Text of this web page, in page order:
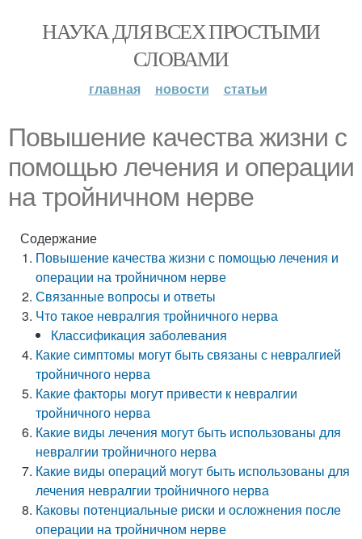
НАУКА ДЛЯ ВСЕХ ПРОСТЫМИ
СЛОВАМИ
главная новости статьи
Повышение качества жизни с
помощью лечения и операции
на тройничном нерве
Содержание
Повышение качества жизни с помощью лечения и
операции на тройничном нерве
Связанные вопросы и ответы
Что такое невралгия тройничного нерва
Классификация заболевания
Какие симптомы могут быть связаны с невралгией
тройничного нерва
Какие факторы могут привести к невралгии
тройничного нерва
Какие виды лечения могут быть использованы для
невралгии тройничного нерва
Какие виды операций могут быть использованы для
лечения невралгии тройничного нерва
Каковы потенциальные риски и осложнения после
операции на тройничном нерве